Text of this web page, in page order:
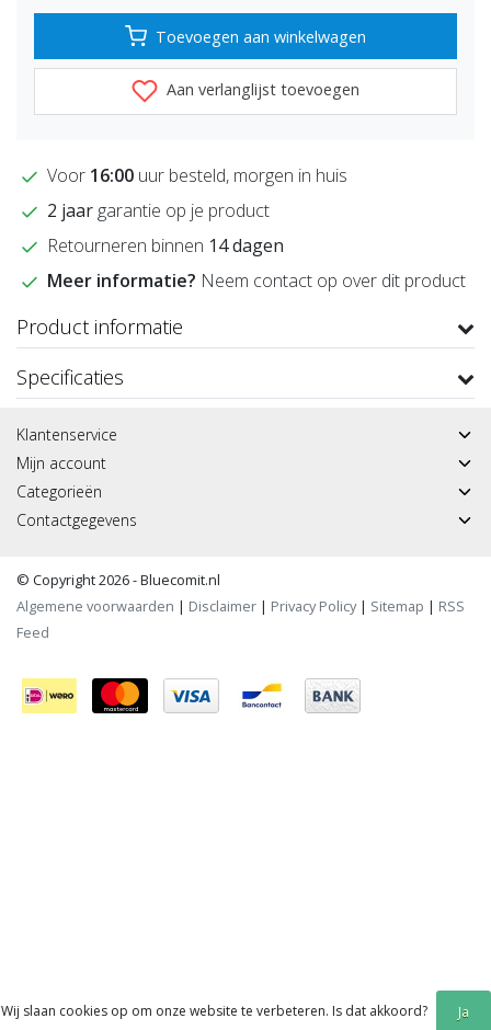
Toevoegen aan winkelwagen
Aan verlanglijst toevoegen
Voor 16:00 uur besteld, morgen in huis
2 jaargarantie op je product
Retourneren binnen 14 dagen
Meer informatie? Neem contact op over dit product
Product informatie
Specificaties
Klantenservice
Mijn account
Categorieën
Contactgegevens
© Copyright 2026 - Bluecomit.nl
Algemene voorwaarden | Disclaimer | Privacy Policy| Sitemap | RSS
Feed
Wij slaan cookies op om onze website te verbeteren. Is dat akkoord? Ja